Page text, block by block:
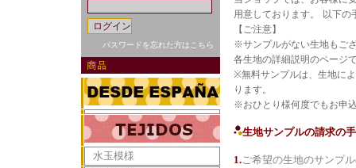
パスワードを忘れた方はこちら
水玉模様
用意しております。
以下の
【ご注意】
※サンプルがない生地もご
各生地の詳細説明のページ
※無料サンプルは、生地に
ります。
※おひとり様何度でもお申
生地サンプルの請求の
1.ご希望の生地のサンプ